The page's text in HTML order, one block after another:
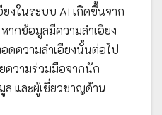
งในระบบ AI เกิดขึ้นจาก
กข้อมูลมีความลำเอียง
ดความลำเอียงนั้นต่อไป
ความร่วมมือจากนัก
และผู้เชี่ยวชาญด้าน